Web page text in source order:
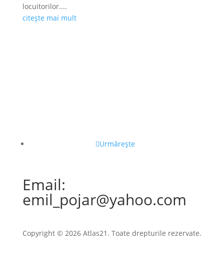
locuitorilor....
citește mai mult
Urmărește
Email:
emil_pojar@yahoo.com
Copyright © 2026 Atlas21. Toate drepturile rezervate.